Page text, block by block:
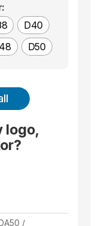
D40
D50
logo,